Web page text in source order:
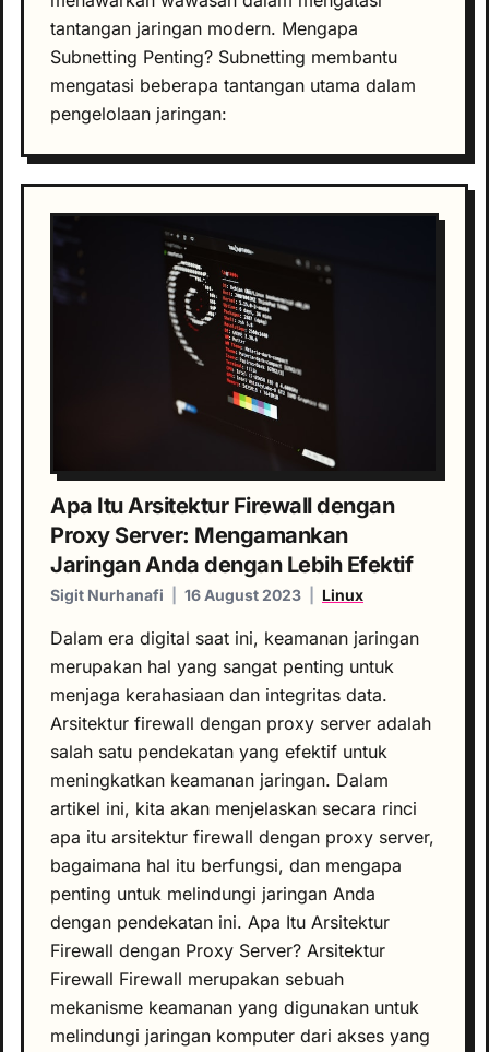
tantangan jaringan modern. Mengapa
Subnetting Penting? Subnetting membantu
mengatasi beberapa tantangan utama dalam
pengelolaan jaringan:
Apa Itu Arsitektur Firewall dengan
Proxy Server: Mengamankan
Jaringan Anda dengan Lebih Efektif
Sigit Nurhanafi 16 August 2023 Linux
Dalam era digital saat ini, keamanan jaringan
merupakan hal yang sangat penting untuk
menjaga kerahasiaan dan integritas data.
Arsitektur firewall dengan proxy server adalah
salah satu pendekatan yang efektif untuk
meningkatkan keamanan jaringan. Dalam
artikel ini, kita akan menjelaskan secara rinci
apa itu arsitektur firewall dengan proxy server,
bagaimana hal itu berfungsi, dan mengapa
penting untuk melindungi jaringan Anda
dengan pendekatan ini. Apa Itu Arsitektur
Firewall dengan Proxy Server? Arsitektur
Firewall Firewall merupakan sebuah
mekanisme keamanan yang digunakan untuk
melindungi jaringan komputer dari akses yang